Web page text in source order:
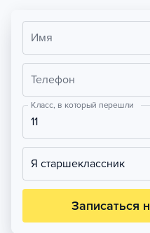
Имя
Телефон
Класс, в который перешли
11
Я старшеклассник
Записаться